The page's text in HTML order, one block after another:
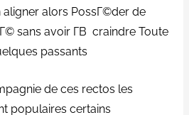
alors PossГ©der de
sans avoir Г­В craindre Toute
passants
de ces rectos les
populaires certains